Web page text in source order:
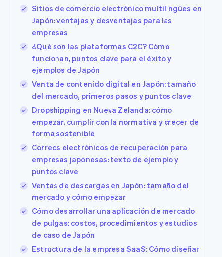
Sitios de comercio electrónico multilingües en
Japón: ventajas y desventajas para las
empresas
¿Qué son las plataformas C2C? Cómo
funcionan, puntos clave para el éxito y
ejemplos de Japón
Venta de contenido digital en Japón: tamaño
del mercado, primeros pasos y puntos clave
Dropshipping en Nueva Zelanda: cómo
empezar, cumplir con la normativa y crecer de
forma sostenible
Correos electrónicos de recuperación para
empresas japonesas: texto de ejemplo y
puntos clave
Ventas de descargas en Japón: tamaño del
mercado y cómo empezar
Cómo desarrollar una aplicación de mercado
de pulgas: costos, procedimientos y estudios
de caso de Japón
Estructura de la empresa SaaS: Cómo diseñar